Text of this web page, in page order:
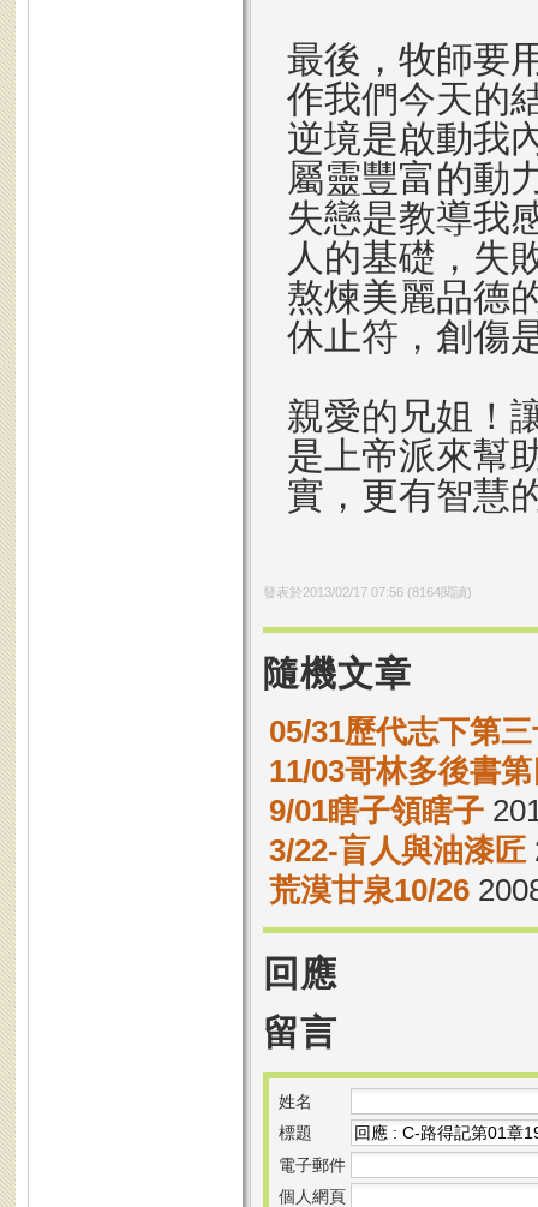
最後，牧師要
作我們今天的
逆境是啟動我
屬靈豐富的動
失戀是教導我
人的基礎，失
熬煉美麗品德
休止符，創傷
親愛的兄姐！
是上帝派來幫
實，更有智慧
發表於2013/02/17 07:56(8164閱讀)
隨機文章
05/31歷代志下第
11/03哥林多後書
9/01瞎子領瞎子
3/22-盲人與油漆匠
荒漠甘泉10/26
回應
留言
姓名
標題
電子郵件
個人網頁